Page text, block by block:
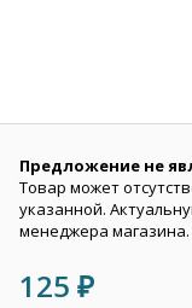
Предложение не
Товар может
указанной.
менеджера магазина.
125 ₽